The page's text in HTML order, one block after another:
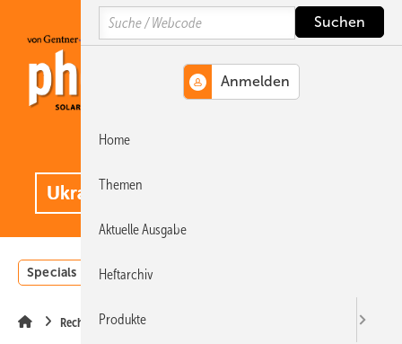
Hauptinhalt
Hauptmenü
SiteSearch
Specials Einstrahlungsatlas
Recht
Search
Home
Themen
Aktuelle Ausgabe
Heftarchiv
Produkte